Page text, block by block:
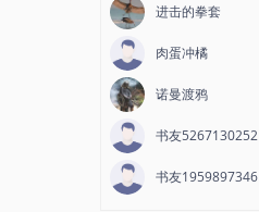
进击的拳套
肉蛋冲橘
诺曼渡鸦
书友5267130252
书友1959897346